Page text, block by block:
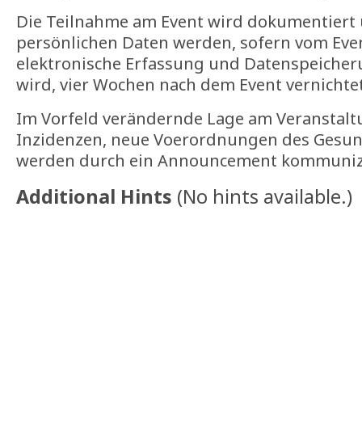
Die Teilnahme am Event wird dokumentiert
persönlichen Daten werden, sofern vom
elektronische Erfassung und
wird, vier Wochen nach dem Event
Im Vorfeld verändernde Lage am
Inzidenzen, neue Voerordnungen des
werden durch ein Announcement
Additional Hints (No hints available.)